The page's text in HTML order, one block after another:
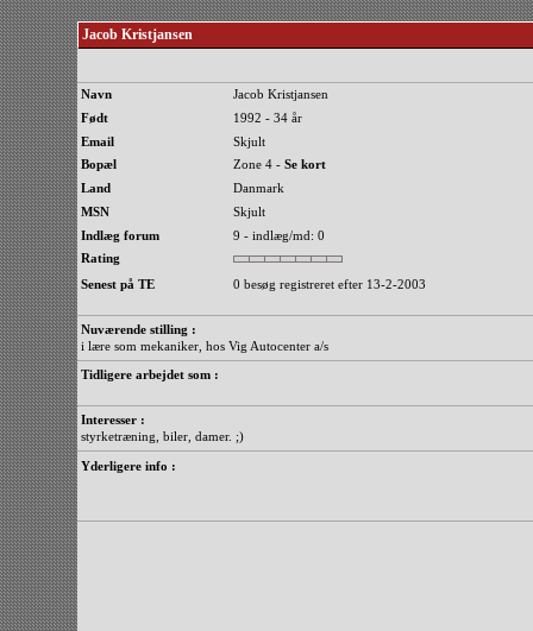
Jacob Kristjansen
Navn
Jacob Kristjansen
Født
1992 - 34 år
Email
Skjult
Bopæl
Zone 4 - Se kort
Land
Danmark
MSN
Skjult
Indlæg forum
9 - indlæg/md: 0
Rating
Senest på TE
0 besøg registreret efter 13-2-2003
Nuværende stilling :
i lære som mekaniker, hos Vig Autocenter a/s
Tidligere arbejdet som :
Interesser :
styrketræning, biler, damer. ;)
Yderligere info :